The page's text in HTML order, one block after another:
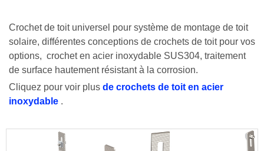
Crochet de toit universel pour système de montage de toit
solaire, différentes conceptions de crochets de toit pour vos
options, crochet en acier inoxydable SUS304, traitement
de surface hautement résistant à la corrosion.
Cliquez pour voir plus de crochets de toit en acier
inoxydable .